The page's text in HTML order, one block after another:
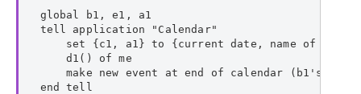
global b1, e1, a1
tell application "Calendar"
set {c1, a1} to {current date, name of every
    d1() of me
make new event at end of calendar (b1's
end tell